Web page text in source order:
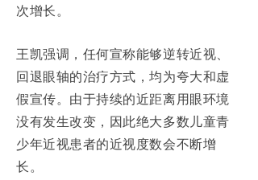
次增长。
王凯强调，任何宣称能够逆转近视、
回退眼轴的治疗方式，均为夸大和虚
假宣传。由于持续的近距离用眼环境
没有发生改变，因此绝大多数儿童青
少年近视患者的近视度数会不断增
长。